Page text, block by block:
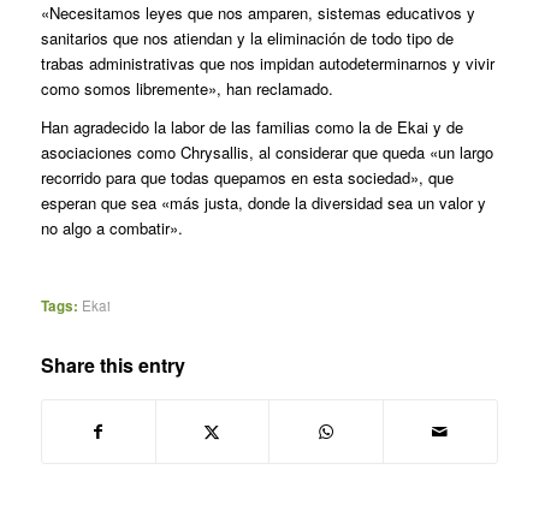
«Necesitamos leyes que nos amparen, sistemas educativos y
sanitarios que nos atiendan y la eliminación de todo tipo de
trabas administrativas que nos impidan autodeterminarnos y vivir
como somos libremente», han reclamado.
Han agradecido la labor de las familias como la de Ekai y de
asociaciones como Chrysallis, al considerar que queda «un largo
recorrido para que todas quepamos en esta sociedad», que
esperan que sea «más justa, donde la diversidad sea un valor y
no algo a combatir».
Tags: Ekai
Share this entry